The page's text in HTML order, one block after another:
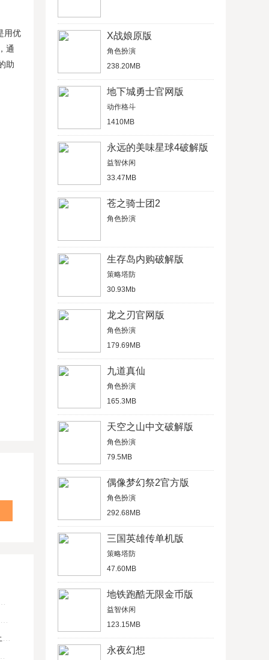
用优
通
助
X战娘原版
角色扮演
238.20MB
地下城勇士官网版
动作格斗
1410MB
永远的美味星球4破解版
益智休闲
33.47MB
苍之骑士团2
角色扮演
生存岛内购破解版
策略塔防
30.93Mb
龙之刃官网版
角色扮演
179.69MB
九道真仙
角色扮演
165.3MB
天空之山中文破解版
角色扮演
79.5MB
偶像梦幻祭2官方版
角色扮演
292.68MB
三国英雄传单机版
策略塔防
47.60MB
地铁跑酷无限金币版
益智休闲
123.15MB
永夜幻想